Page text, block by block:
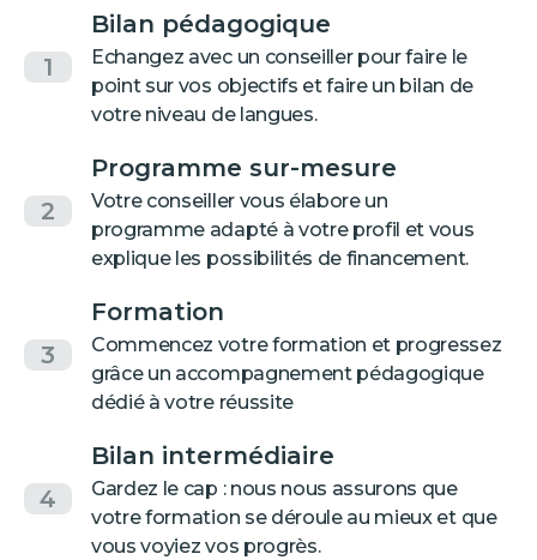
1
Bilan pédagogique
Echangez avec un conseiller pour faire le
point sur vos objectifs et faire un bilan de
votre niveau de langues.
2
Programme sur-mesure
Votre conseiller vous élabore un
programme adapté à votre profil et vous
explique les possibilités de financement.
3
Formation
Commencez votre formation et progressez
grâce un accompagnement pédagogique
dédié à votre réussite
4
Bilan intermédiaire
Gardez le cap : nous nous assurons que
votre formation se déroule au mieux et que
vous voyiez vos progrès.